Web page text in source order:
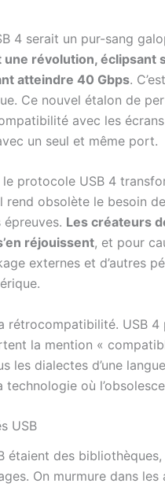
4 serait un pur-sang
une révolution,
atteindre 40 Gbps.
Ce nouvel étalon de
avec les
un seul et même port.
protocole USB 4
rend obsolète le besoin
Les créateurs
réjouissent, et pour
externes et d’autres
rétrocompatibilité. USB
la mention «
les dialectes d’une
où
USB
étaient des
On murmure dans